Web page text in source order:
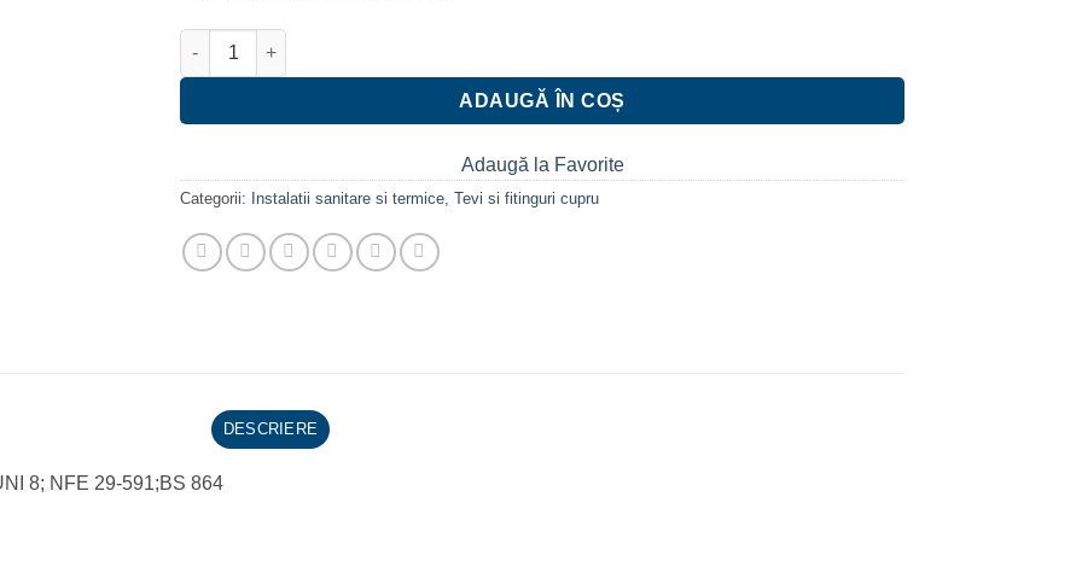
Cantitate Cot 90° cupru MT 22 mm
ADAUGĂ ÎN COȘ
Adaugă la Favorite
Categorii: Instalatii sanitare si termice Tevi si fitinguri cupru
DESCRIERE
8; NFE 29-591;BS 864